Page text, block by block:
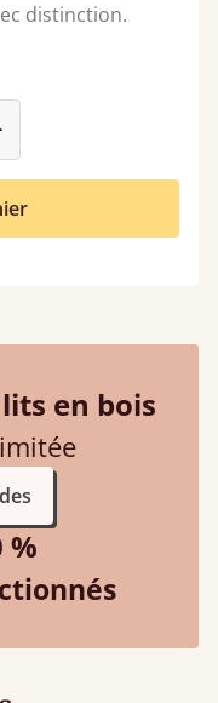
distinction.
en bois
%